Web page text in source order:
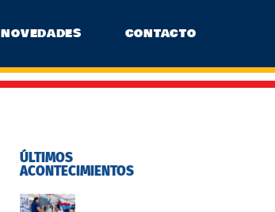
NOVEDADES CONTACTO
ÚLTIMOS
ACONTECIMIENTOS